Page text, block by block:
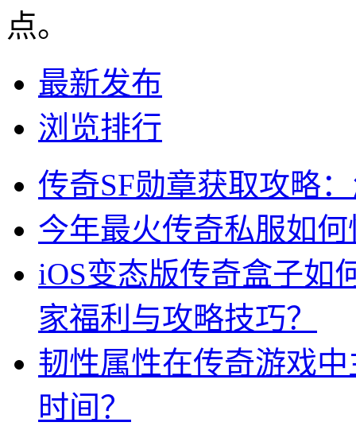
点。
最新发布
浏览排行
传奇SF勋章获取攻略
今年最火传奇私服如
iOS变态版传奇盒子如
家福利与攻略技巧？
韧性属性在传奇游戏
时间？